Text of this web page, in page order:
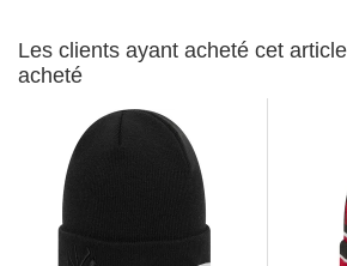
Les clients ayant acheté cet
acheté